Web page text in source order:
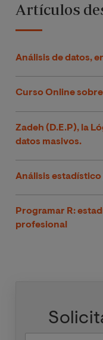
Artículos
Análisis de datos,
Curso Online
Zadeh (D.E.P), la
datos masivos.
Análisis estadístico
Programar R:
profesional